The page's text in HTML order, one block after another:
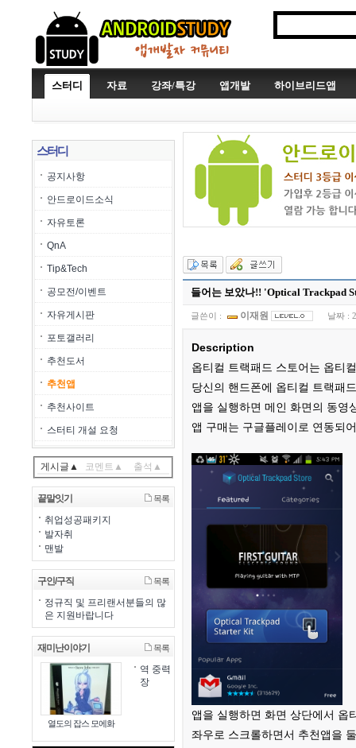
스터디 자료 강좌/특강 앱개발 하이브리드앱
스터디
공지사항
안드로이드소식
자유토론
QnA
Tip&Tech
공모전/이벤트
자유게시판
포토갤러리
추천도서
추천앱
추천사이트
스터티 개설 요청
게시글▲ 코멘트▲ 출석▲
끝말잇기 목록
취업성공패키지
발자취
맨발
구인/구직 목록
정규직 및 프리랜서분들의 많
은 지원바랍니다
재미난이야기 목록
열도의 잡스 모에화
역 중력
장
들어는 보았나!! 'Optical Trackpad
글쓴이 : 이재원 날짜 :
Description
옵티컬 트랙패드 스토어는 옵티
당신의 핸드폰에 옵티컬 트랙패
앱을 실행하면 메인 화면의 동영
앱 구매는 구글플레이로 연동되
앱을 실행하면 화면 상단에서 옵
좌우로 스크롤하면서 추천앱을